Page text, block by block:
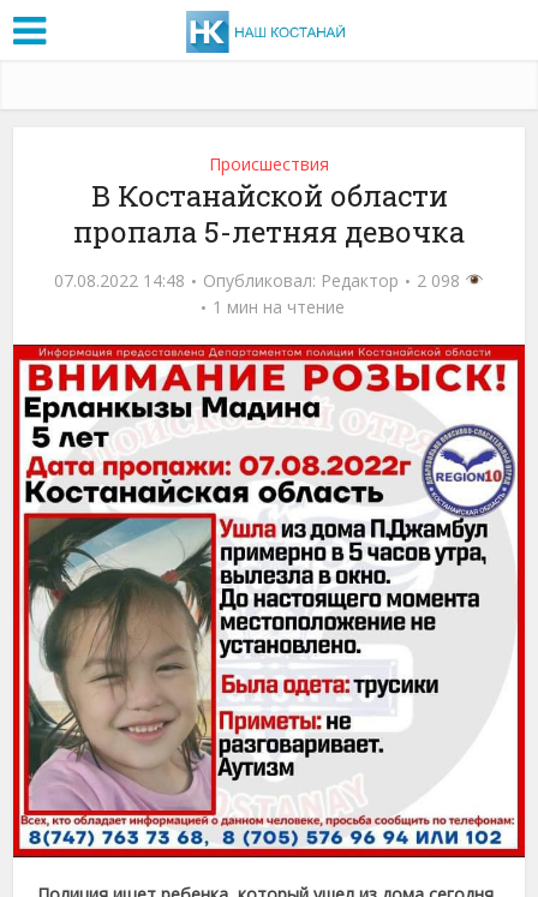
Проиcшествия
В Костанайской области
пропала 5-летняя девочка
07.08.2022 14:48 Опубликовал: Редактор
2 098
1 мин на чтение